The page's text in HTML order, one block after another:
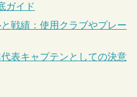
ガイド
戦績：使用クラブやプレー
表キャプテンとしての決意